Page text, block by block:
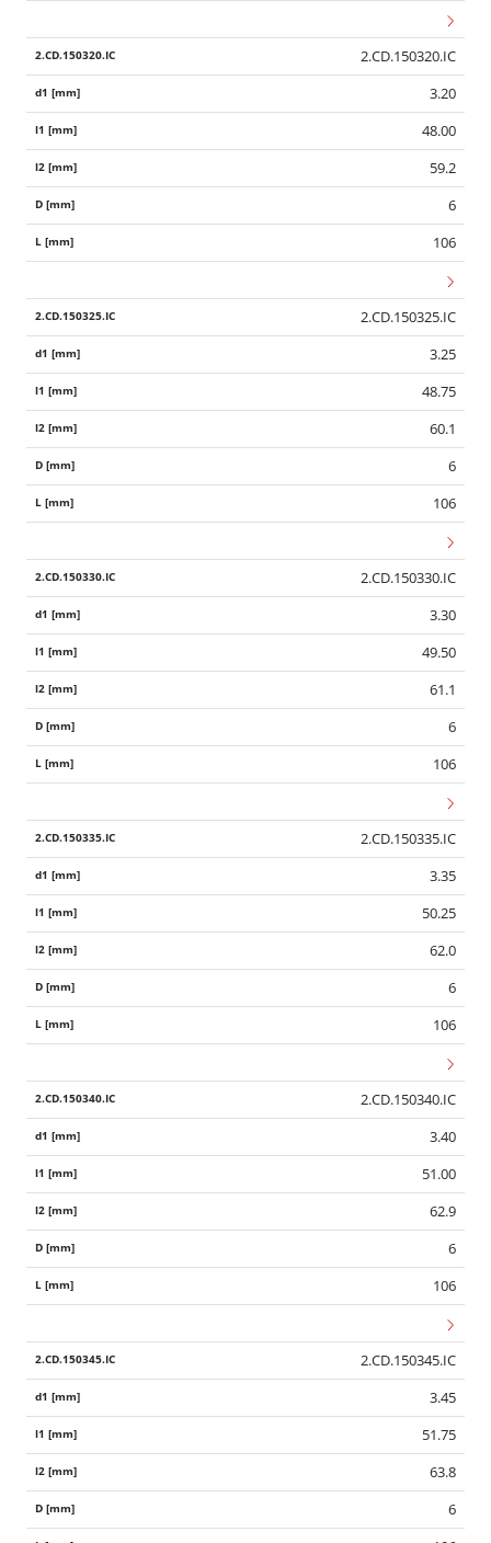
2.CD.150320.IC
3.20
48.00
59.2
6
106
2.CD.150325.IC
3.25
48.75
60.1
6
106
2.CD.150330.IC
3.30
49.50
61.1
6
106
2.CD.150335.IC
3.35
50.25
62.0
6
106
2.CD.150340.IC
3.40
51.00
62.9
6
106
2.CD.150345.IC
3.45
51.75
63.8
6